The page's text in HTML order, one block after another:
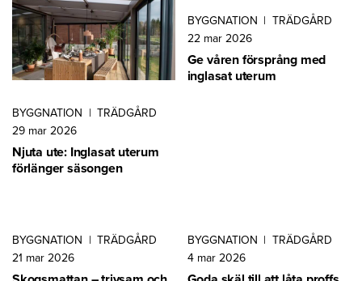
BYGGNATION | TRÄDGÅRD
29 mar 2026
Njuta ute: Inglasat uterum
förlänger säsongen
BYGGNATION | TRÄDGÅRD
22 mar 2026
Ge våren försprång med
inglasat uterum
BYGGNATION | TRÄDGÅRD
21 mar 2026
BYGGNATION | TRÄDGÅRD
4 mar 2026